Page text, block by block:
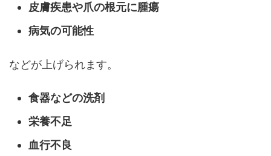
皮膚疾患や爪の根元に腫瘍
病気の可能性
などが上げられます。
食器などの洗剤
栄養不足
血行不良